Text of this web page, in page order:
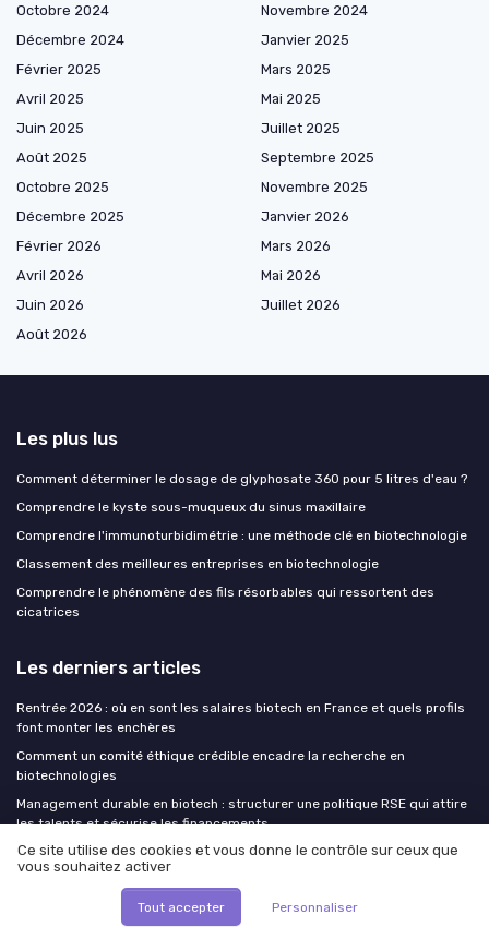
Octobre 2024
Novembre 2024
Décembre 2024
Janvier 2025
Février 2025
Mars 2025
Avril 2025
Mai 2025
Juin 2025
Juillet 2025
Août 2025
Septembre 2025
Octobre 2025
Novembre 2025
Décembre 2025
Janvier 2026
Février 2026
Mars 2026
Avril 2026
Mai 2026
Juin 2026
Juillet 2026
Août 2026
Les plus lus
Comment déterminer le dosage de glyphosate 360 pour 5 litres d'eau ?
Comprendre le kyste sous-muqueux du sinus maxillaire
Comprendre l'immunoturbidimétrie : une méthode clé en biotechnologie
Classement des meilleures entreprises en biotechnologie
Comprendre le phénomène des fils résorbables qui ressortent des
cicatrices
Les derniers articles
Rentrée 2026 : où en sont les salaires biotech en France et quels profils
font monter les enchères
Comment un comité éthique crédible encadre la recherche en
biotechnologies
Management durable en biotech : structurer une politique RSE qui attire
les talents et sécurise les financements
Tableau de vitesse de marche : un outil clé pour équilibrer carrière en
biotech et santé au quotidien
Virnex et acouphènes : innovations biotechnologiques pour une oreille
Ce site utilise des cookies et vous donne le contrôle sur ceux que
vous souhaitez activer
Tout accepter Personnaliser